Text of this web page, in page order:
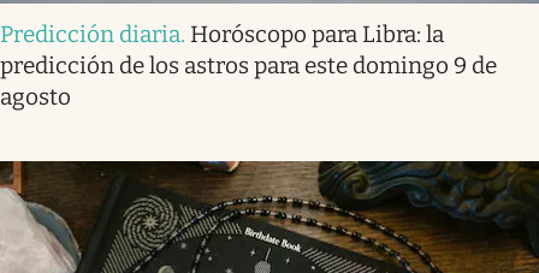
Predicción diaria. Horóscopo para Libra: la
predicción de los astros para este domingo 9 de
agosto